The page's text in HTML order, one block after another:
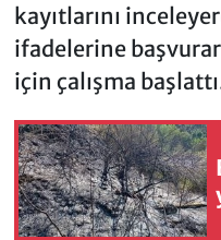
kayıtlarını
ifadelerine
için çalışma